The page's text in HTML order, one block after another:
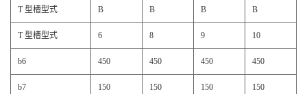
T 型槽型式 B B B B
T 型槽型式 6 8 9 10
b6 450 450 450 450
b7 150 150 150 150